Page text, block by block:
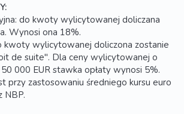
do kwoty wylicytowanej doliczana
Wynosi ona 18%.
kwoty wylicytowanej doliczona zostanie
de suite". Dla ceny wylicytowanej o
000 EUR stawka opłaty wynosi 5%.
przy zastosowaniu średniego kursu euro
NBP.